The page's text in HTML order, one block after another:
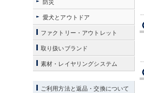
愛犬とアウトドア
ファクトリー・アウトレット
取り扱いブランド
素材・レイヤリングシステム
ご利用方法と返品・交換について